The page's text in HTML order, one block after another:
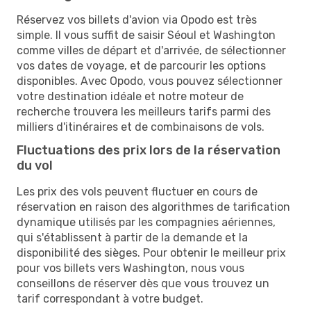
Réservez vos billets d'avion via Opodo est très
simple. Il vous suffit de saisir Séoul et Washington
comme villes de départ et d'arrivée, de sélectionner
vos dates de voyage, et de parcourir les options
disponibles. Avec Opodo, vous pouvez sélectionner
votre destination idéale et notre moteur de
recherche trouvera les meilleurs tarifs parmi des
milliers d'itinéraires et de combinaisons de vols.
Fluctuations des prix lors de la réservation
du vol
Les prix des vols peuvent fluctuer en cours de
réservation en raison des algorithmes de tarification
dynamique utilisés par les compagnies aériennes,
qui s'établissent à partir de la demande et la
disponibilité des sièges. Pour obtenir le meilleur prix
pour vos billets vers Washington, nous vous
conseillons de réserver dès que vous trouvez un
tarif correspondant à votre budget.